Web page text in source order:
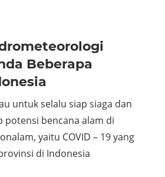
Beberapa
untuk selalu siap siaga dan
potensi bencana alam di
yaitu COVID – 19 yang
di Indonesia